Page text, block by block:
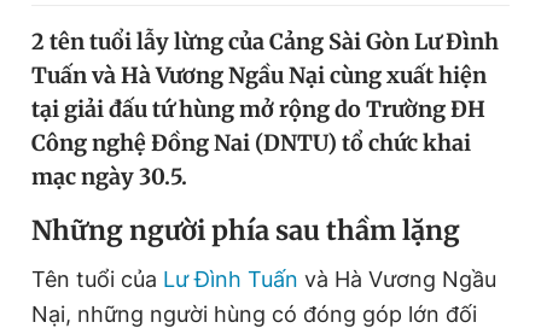
Video Magazine
Sản phẩm khác
Tiện ích
2 tên tuổi lẫy lừng của Cảng Sài Gòn Lư Đình
Tuấn và Hà Vương Ngầu Nại cùng xuất hiện
tại giải đấu tứ hùng mở rộng do Trường ĐH
Công nghệ Đồng Nai (DNTU) tổ chức khai
mạc ngày 30.5.
Những người phía sau thầm lặng
Tên tuổi của Lư Đình Tuấn và Hà Vương Ngầu
Nại, những người hùng có đóng góp lớn đối